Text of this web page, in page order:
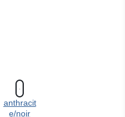
anthracit
e/noir